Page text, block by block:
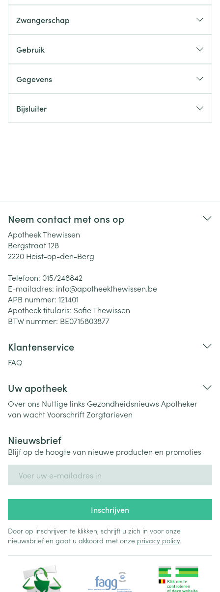
Zwangerschap
Gebruik
Gegevens
Bijsluiter
Neem contact met ons op
Apotheek Thewissen
Bergstraat 128
2220 Heist-op-den-Berg
Telefoon: 015/248842
E-mailadres: info@apotheekthewissen.be
APB nummer: 121401
Apotheek titularis: Sofie Thewissen
BTW nummer: BE0715803877
Klantenservice
FAQ
Uw apotheek
Over ons Nuttige links Gezondheidsnieuws Apotheker
van wachtVoorschriftZorgtarieven
Nieuwsbrief
Blijf op de hoogte van nieuwe producten en promoties
Inschrijven
Door op inschrijven te klikken, schrijft u zich in voor onze
nieuwsbrief en gaat u akkoord met onze privacy policy.